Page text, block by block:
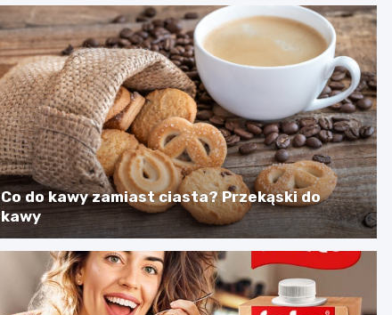
Co do kawy zamiast ciasta? Przekąski do
kawy